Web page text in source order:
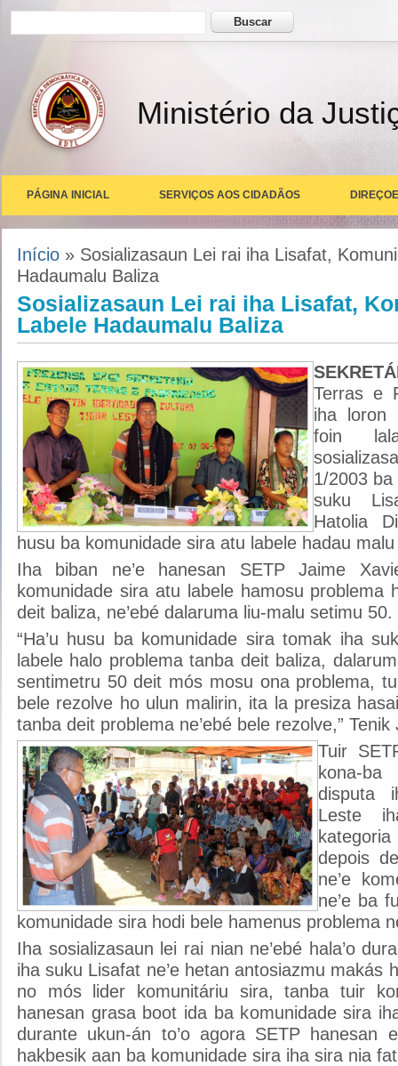
Formulário de busca Buscar
Ministério da
PÁGINA INICIAL SERVIÇOS AOS CIDADÃOS
Você está aqui
Início » Sosializasaun Lei rai iha Lisafat,
Hadaumalu Baliza
Sosializasaun Lei rai iha Lisafat,
Labele Hadaumalu Baliza
Terras e
iha loron
foin
1/2003
suku
Hatolia
husu ba komunidade sira atu labele hadau
Iha biban ne’e hanesan SETP Jaime
komunidade sira atu labele hamosu problema
deit baliza, ne’ebé dalaruma liu-malu setimu 50.
“Ha’u husu ba komunidade sira tomak iha
labele halo problema tanba deit baliza,
sentimetru 50 deit mós mosu ona problema,
bele rezolve ho ulun malirin, ita la presiza
tanba deit problema ne’ebé bele rezolve,” Tenik
Tuir
kona-
disputa
Leste
depois
ne’e
ne’e ba
komunidade sira hodi bele hamenus problema
Iha sosializasaun lei rai nian ne’ebé hala’o
iha suku Lisafat ne’e hetan antosiazmu makás
no mós lider komunitáriu sira, tanba tuir
hanesan grasa boot ida ba komunidade sira
durante ukun-án to’o agora SETP hanesan
hakbesik aan ba komunidade sira iha sira nia